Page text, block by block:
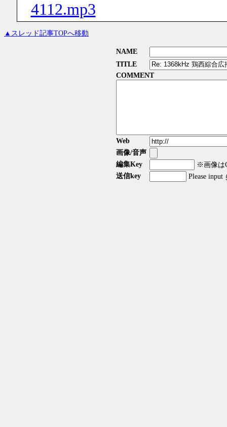
4112.mp3
▲スレッド記事TOPへ移動
NAME
TITLE
COMMENT
Web
画像/音声
編集Key
※画像は
送信key
Please input